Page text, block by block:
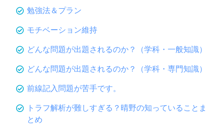
勉強法＆プラン
モチベーション維持
どんな問題が出題されるのか？（学科・一般知識）
どんな問題が出題されるのか？（学科・専門知識）
前線記入問題が苦手です。
トラフ解析が難しすぎる？晴野の知っていることま
とめ